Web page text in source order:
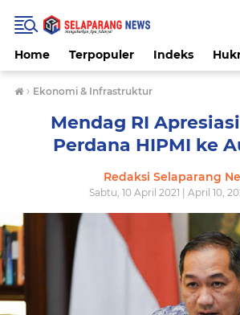
Home Terpopuler Indeks
› Ekonomi & Infrastruktur
Mendag RI
Perdana HIPMI ke
Redaksi Selaparang
Sabtu, 10 April 2021 | April 10,